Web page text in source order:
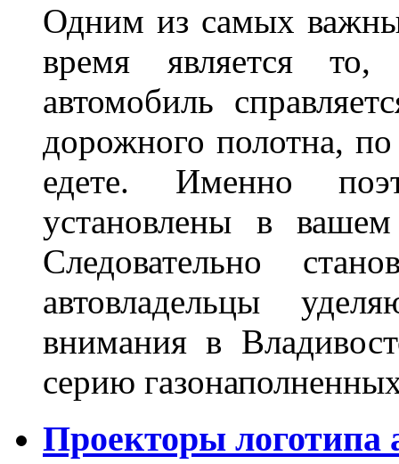
Одним из самых
время является то,
автомобиль
дорожного полотна,
едете. Именно
установлены в
Следовательно
автовладельцы
внимания в
серию
Проекторы логотипа